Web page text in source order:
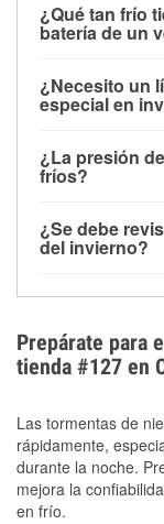
¿Qué tan frío
batería de un
debajo de los
su potencia de
arranque.
¿Necesito un
especial en
la congelación
derretida en la
¿La presión
fríos?
alrededor de 1
temperatura.
¿Se debe
del invierno?
el
extremo.
anticongelante
Prepárate para
tienda #127 en
Las tormentas de
rápidamente,
durante la noche.
mejora la
en frío.